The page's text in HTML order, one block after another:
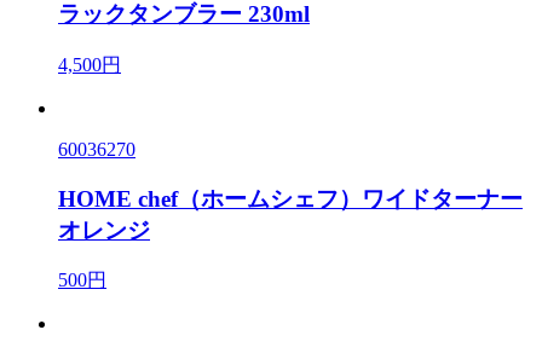
ラックタンブラー 230ml
4,500円
60036270
HOME chef（ホームシェフ）ワイドターナー
オレンジ
500円